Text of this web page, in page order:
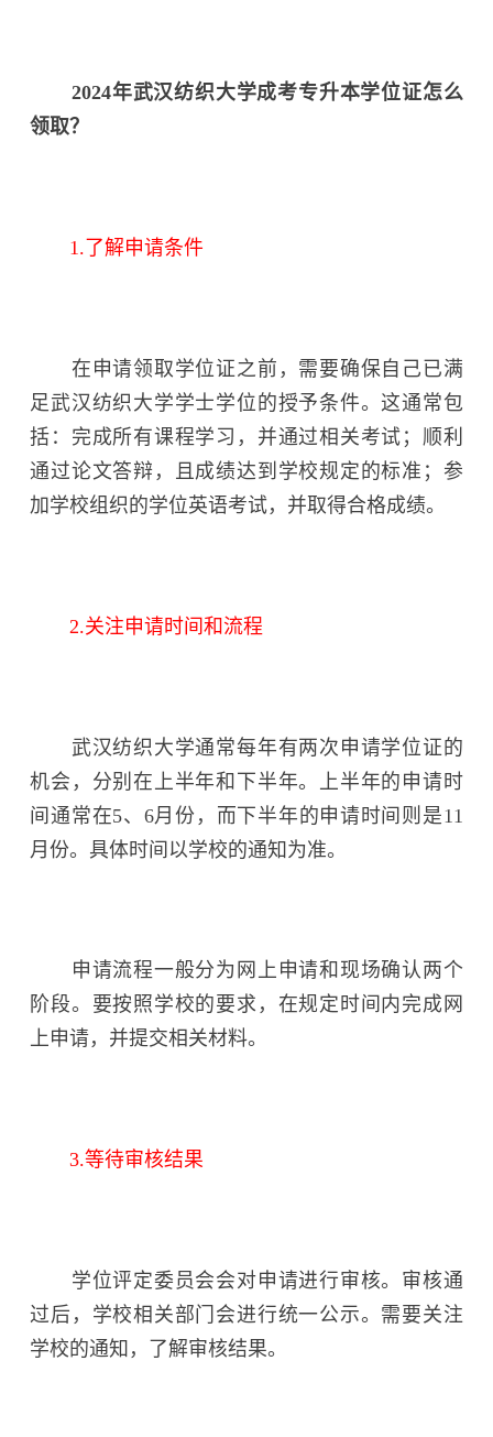
2024年武汉纺织大学成考专升本学位证怎么
领取？
1.了解申请条件
在申请领取学位证之前，需要确保自己已满
足武汉纺织大学学士学位的授予条件。这通常包
括：完成所有课程学习，并通过相关考试；顺利
通过论文答辩，且成绩达到学校规定的标准；参
加学校组织的学位英语考试，并取得合格成绩。
2.关注申请时间和流程
武汉纺织大学通常每年有两次申请学位证的
机会，分别在上半年和下半年。上半年的申请时
间通常在5、6月份，而下半年的申请时间则是11
月份。具体时间以学校的通知为准。
申请流程一般分为网上申请和现场确认两个
阶段。要按照学校的要求，在规定时间内完成网
上申请，并提交相关材料。
3.等待审核结果
学位评定委员会会对申请进行审核。审核通
过后，学校相关部门会进行统一公示。需要关注
学校的通知，了解审核结果。